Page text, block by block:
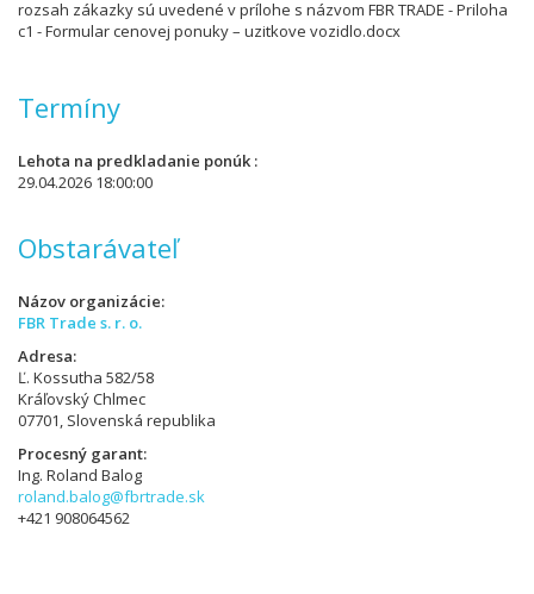
rozsah zákazky sú uvedené v prílohe s názvom FBR TRADE - Priloha
c1 - Formular cenovej ponuky – uzitkove vozidlo.docx
Termíny
Lehota na predkladanie ponúk
29.04.2026 18:00:00
Obstarávateľ
Názov organizácie
FBR Trade s. r. o.
Adresa
Ľ. Kossutha 582/58
Kráľovský Chlmec
07701, Slovenská republika
Procesný garant
Ing. Roland Balog
roland.balog@fbrtrade.sk
+421 908064562